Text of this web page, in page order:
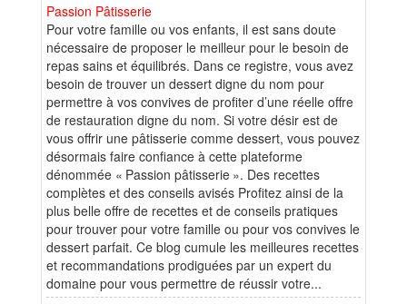
Passion Pâtisserie
Pour votre famille ou vos enfants, il est sans doute
nécessaire de proposer le meilleur pour le besoin de
repas sains et équilibrés. Dans ce registre, vous avez
besoin de trouver un dessert digne du nom pour
permettre à vos convives de profiter d’une réelle offre
de restauration digne du nom. Si votre désir est de
vous offrir une pâtisserie comme dessert, vous pouvez
désormais faire confiance à cette plateforme
dénommée « Passion pâtisserie ». Des recettes
complètes et des conseils avisés Profitez ainsi de la
plus belle offre de recettes et de conseils pratiques
pour trouver pour votre famille ou pour vos convives le
dessert parfait. Ce blog cumule les meilleures recettes
et recommandations prodiguées par un expert du
domaine pour vous permettre de réussir votre...